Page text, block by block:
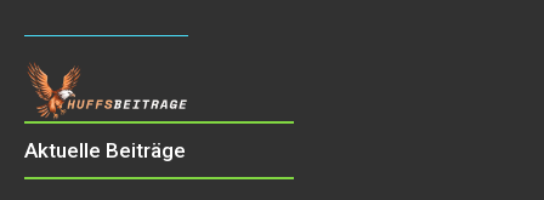
Aktuelle Beiträge